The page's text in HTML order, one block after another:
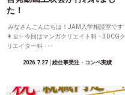
た！
みなさんこんにちは！JAM入学相談室です
👩‍💻✨ 今回はマンガクリエイト科・3DCGク
リエイター科 ･･･
2026.7.27│絵仕事受注・コンペ実績